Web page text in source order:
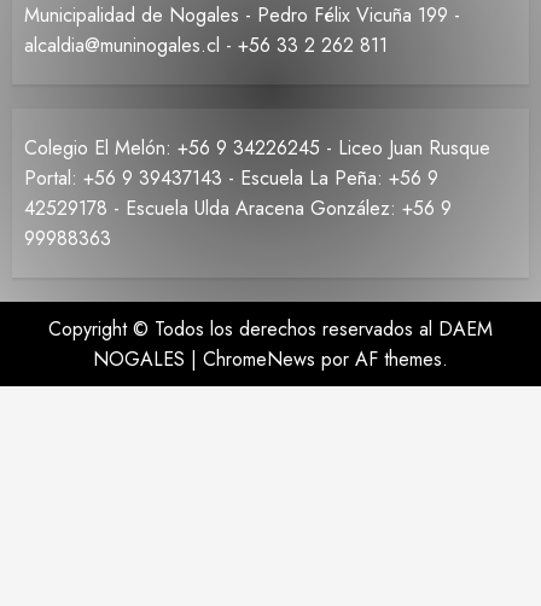
Municipalidad de Nogales - Pedro Félix Vicuña 199 -
alcaldia@muninogales.cl - +56 33 2 262 811
Colegio El Melón: +56 9 34226245 - Liceo Juan Rusque
Portal: +56 9 39437143 - Escuela La Peña: +56 9
42529178 - Escuela Ulda Aracena González: +56 9
99988363
Copyright © Todos los derechos reservados al DAEM
NOGALES | ChromeNews por AF themes.